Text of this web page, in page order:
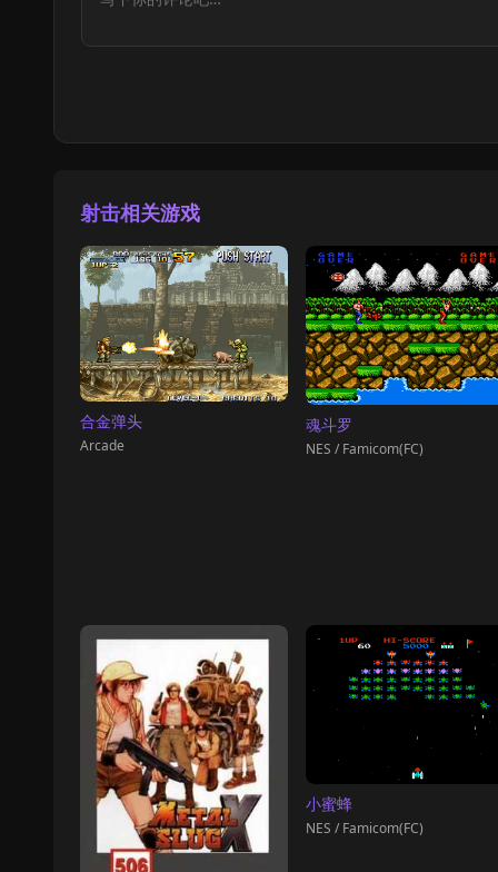
射击相关游戏
合金弹头
Arcade
魂斗罗
NES / Famicom(FC)
小蜜蜂
NES / Famicom(FC)